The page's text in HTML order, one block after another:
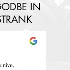
IN